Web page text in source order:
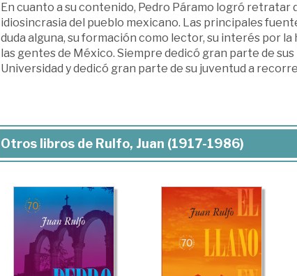
En cuanto a su contenido, Pedro Páramo logró
idiosincrasia del pueblo mexicano. Las principales
duda alguna, su formación como lector, su interés por
las gentes de México. Siempre dedicó gran parte de
Universidad y dedicó gran parte de su juventud a
Otros libros de Rulfo, Juan (1917-1986)